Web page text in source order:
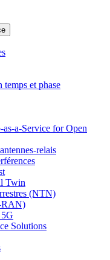
temps et phase
a-Service for Open
relais
Twin
(NTN)
RAN)
Solutions